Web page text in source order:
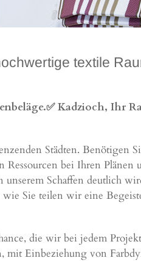
textile
Kadzioch, Ihr
Städten. Benötigen
bei Ihren Plänen
Schaffen deutlich
Sie teilen wir eine
die wir bei jedem
Einbeziehung von